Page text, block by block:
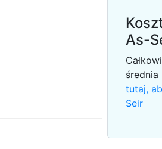
As-
tutaj,
Seir